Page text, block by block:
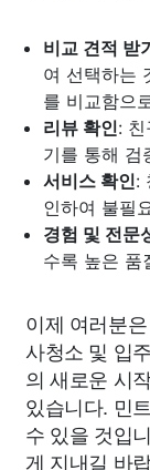
비교 견적 받
여 선택하는
를 비교함으
리뷰 확인:
기를 통해 검
서비스 확인:
인하여 불필
경험 및 전문
수록 높은 품
이제 여러분
사청소 및 입
의 새로운 시
있습니다. 민
수 있을 것입
게 지내길 바